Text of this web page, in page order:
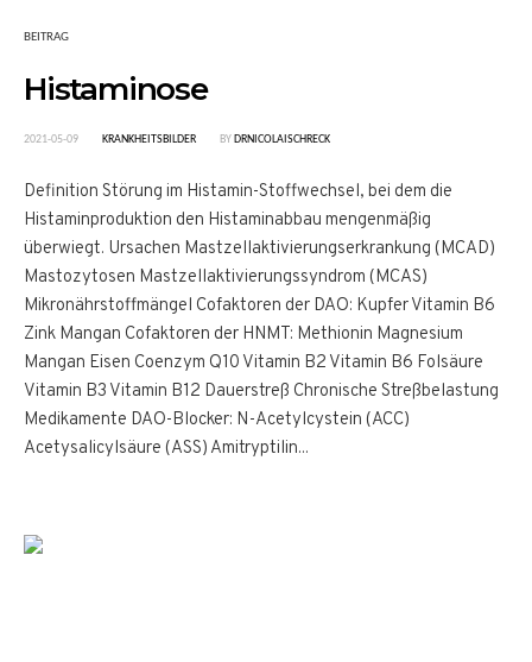
BEITRAG
Histaminose
2021-05-09 KRANKHEITSBILDER BY DRNICOLAISCHRECK
Definition Störung im Histamin-Stoffwechsel, bei dem die
Histaminproduktion den Histaminabbau mengenmäßig
überwiegt. Ursachen Mastzellaktivierungserkrankung (MCAD)
Mastozytosen Mastzellaktivierungssyndrom (MCAS)
Mikronährstoffmängel Cofaktoren der DAO: Kupfer Vitamin B6
Zink Mangan Cofaktoren der HNMT: Methionin Magnesium
Mangan Eisen Coenzym Q10 Vitamin B2 Vitamin B6 Folsäure
Vitamin B3 Vitamin B12 Dauerstreß Chronische Streßbelastung
Medikamente DAO-Blocker: N-Acetylcystein (ACC)
Acetysalicylsäure (ASS) Amitryptilin...